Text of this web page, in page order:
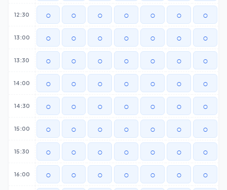
12:30 ○ ○ ○ ○ ○ ○ ○
13:00 ○ ○ ○ ○ ○ ○ ○
13:30 ○ ○ ○ ○ ○ ○ ○
14:00 ○ ○ ○ ○ ○ ○ ○
14:30 ○ ○ ○ ○ ○ ○ ○
15:00 ○ ○ ○ ○ ○ ○ ○
15:30 ○ ○ ○ ○ ○ ○ ○
16:00 ○ ○ ○ ○ ○ ○ ○